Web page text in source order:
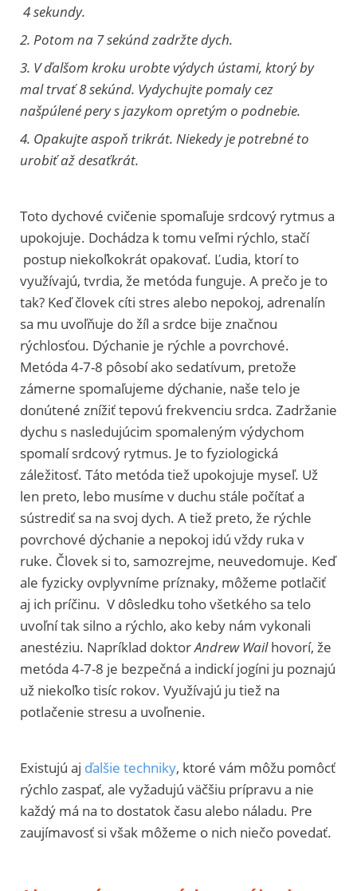
4 sekundy.
2. Potom na 7 sekúnd zadržte dych.
3. V ďalšom kroku urobte výdych ústami, ktorý by
mal trvať 8 sekúnd. Vydychujte pomaly cez
našpúlené pery s jazykom opretým o podnebie.
4. Opakujte aspoň trikrát. Niekedy je potrebné to
urobiť až desaťkrát.
Toto dychové cvičenie spomaľuje srdcový rytmus a
upokojuje. Dochádza k tomu veľmi rýchlo, stačí
postup niekoľkokrát opakovať. Ľudia, ktorí to
využívajú, tvrdia, že metóda funguje. A prečo je to
tak? Keď človek cíti stres alebo nepokoj, adrenalín
sa mu uvoľňuje do žíl a srdce bije značnou
rýchlosťou. Dýchanie je rýchle a povrchové.
Metóda 4-7-8 pôsobí ako sedatívum, pretože
zámerne spomaľujeme dýchanie, naše telo je
donútené znížiť tepovú frekvenciu srdca. Zadržanie
dychu s nasledujúcim spomaleným výdychom
spomalí srdcový rytmus. Je to fyziologická
záležitosť. Táto metóda tiež upokojuje myseľ. Už
len preto, lebo musíme v duchu stále počítať a
sústrediť sa na svoj dych. A tiež preto, že rýchle
povrchové dýchanie a nepokoj idú vždy ruka v
ruke. Človek si to, samozrejme, neuvedomuje. Keď
ale fyzicky ovplyvníme príznaky, môžeme potlačiť
aj ich príčinu. V dôsledku toho všetkého sa telo
uvoľní tak silno a rýchlo, ako keby nám vykonali
anestéziu. Napríklad doktorAndrew Wailhovorí, že
metóda 4-7-8 je bezpečná a indickí jogíni ju poznajú
už niekoľko tisíc rokov. Využívajú ju tiež na
potlačenie stresu a uvoľnenie.
Existujú aj ďalšie techniky, ktoré vám môžu pomôcť
rýchlo zaspať, ale vyžadujú väčšiu prípravu a nie
každý má na to dostatok času alebo náladu. Pre
zaujímavosť si však môžeme o nich niečo povedať.